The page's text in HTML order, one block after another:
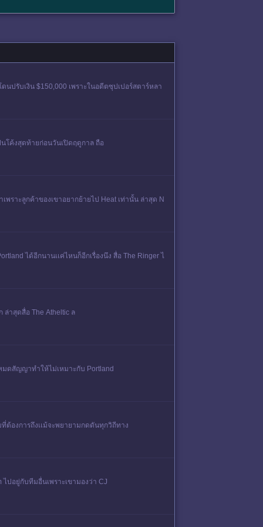
นปรับเงิน $150,000 เพราะในอดีตซุปเปอร์สตาร์หลา
นโค้งสุดท้ายก่อนวันเปิดฤดูกาล ถือ
พราะลูกค้าของเขาอยากย้ายไป Heat เท่านั้น ล่าสุด N
ได้อีกนานเเค่ไหนก็อีกเรื่องนึง สื่อ The Ringer ไ
ล่าสุดสื่อ The Atheltic ล
มดสัญญาทําให้ไม่เหมาะกับ Portland
ต้องการถึงเเม้จะพยายามกดดันทุกวิถีทาง
ไปอยู่กับทีมอื่นเพราะเขามองว่า CJ